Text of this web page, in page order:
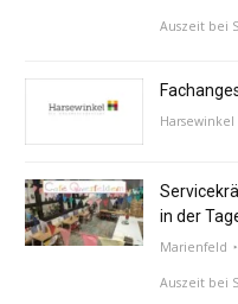
Auszeit bei
Harsewinkel
in der
Marienfeld
Auszeit bei